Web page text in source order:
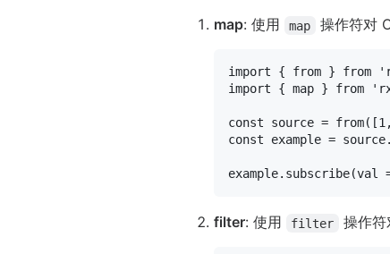
map: 使用 map 操作符对
import { from } from
import { map } from
const source = from([1
const example = source.
example. subscribe(val
filter: 使用 filter 操作符